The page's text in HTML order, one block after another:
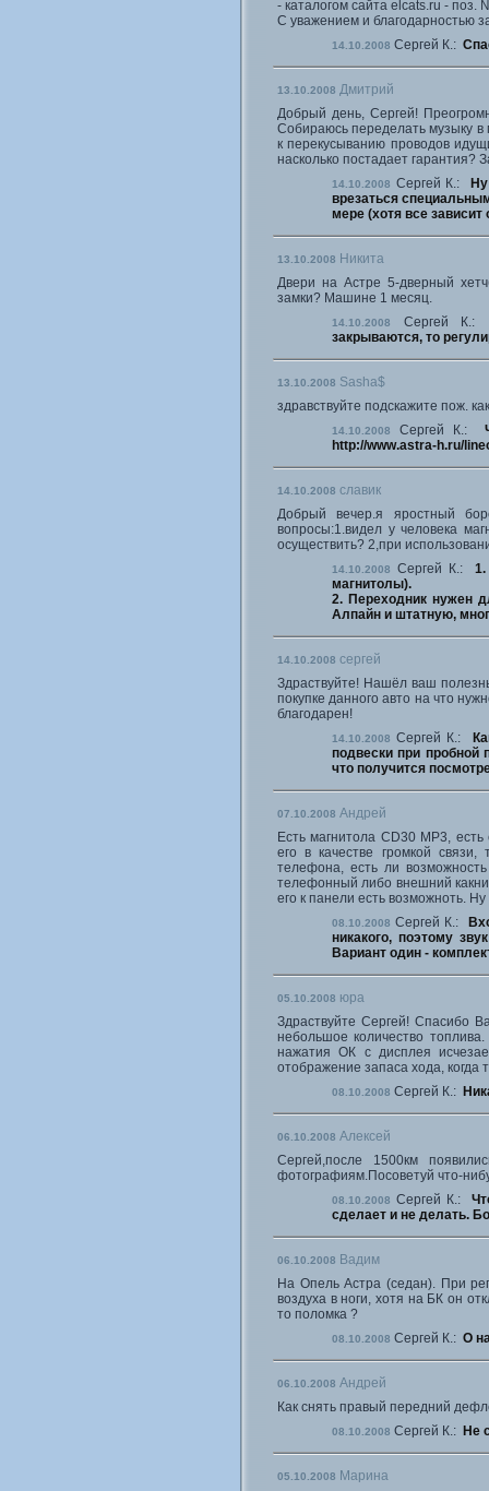
- каталогом сайта elcats.ru - поз.
С уважением и благодарностью
14.10.2008 Сергей К.:
13.10.2008 Дмитрий
Добрый день, Сергей!
Собираюсь переделать музыку
к перекусыванию проводов
насколько постадает гарантия?
14.10.2008 Сергей К.:
врезаться
мере (хотя все зависит
13.10.2008 Никита
Двери на Астре 5-дверный
замки? Машине 1 месяц.
14.10.2008
Сергей
закрываются, то
13.10.2008 Sasha$
здравствуйте подскажите пож.
14.10.2008 Сергей К.:
http://www.astra-h.ru/
14.10.2008 славик
Добрый вечер.я яростный
вопросы:1.видел у человека
осуществить? 2,при
14.10.2008 Сергей К.:
магнитолы).
2. Переходник нужен
Алпайн и штатную,
14.10.2008 сергей
Здраствуйте! Нашёл ваш
покупке данного авто на что
благодарен!
14.10.2008 Сергей К.:
подвески при пробной
что получится
07.10.2008 Андрей
Есть магнитола CD30 MP3,
его в качестве громкой связи,
телефона, есть ли
телефонный либо внешний
его к панели есть возможноть.
08.10.2008 Сергей К.:
никакого, поэтому
Вариант один -
05.10.2008 юра
Здраствуйте Сергей! Спасибо
небольшое количество
нажатия ОК с дисплея
отображение запаса хода, когда
08.10.2008 Сергей К.:
06.10.2008 Алексей
Сергей,после 1500км
фотографиям.Посоветуй что-
08.10.2008 Сергей К.:
сделает и не делать.
06.10.2008 Вадим
На Опель Астра (седан). При
воздуха в ноги, хотя на БК он
то поломка ?
08.10.2008 Сергей К.: О
06.10.2008 Андрей
Как снять правый передний
08.10.2008 Сергей К.: Не
05.10.2008 Марина